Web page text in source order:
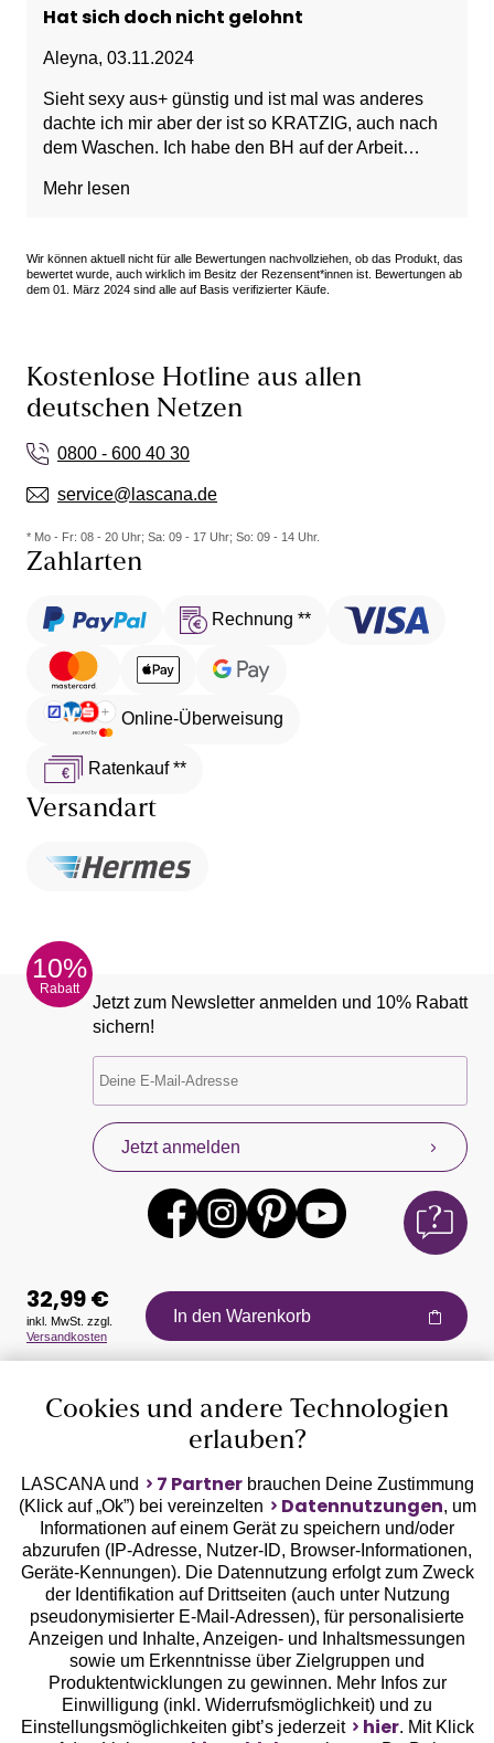
Hat sich doch nicht gelohnt
Aleyna, 03.11.2024
Sieht sexy aus+ günstig und ist mal was anderes
dachte ich mir aber der ist so KRATZIG, auch nach
dem Waschen. Ich habe den BH auf der Arbeit
Rücken zu verschieben um es mir irgendwie
Mehr lesen
Wir können aktuell nicht für alle Bewertungen nachvollziehen, ob das Produkt, das
bewertet wurde, auch wirklich im Besitz der Rezensent*innen ist. Bewertungen ab
dem 01. März 2024 sind alle auf Basis verifizierter Käufe.
Kostenlose Hotline aus allen
deutschen Netzen
0800 - 600 40 30
service@lascana.de
* Mo - Fr: 08 - 20 Uhr; Sa: 09 - 17 Uhr; So: 09 - 14 Uhr.
Zahlarten
Rechnung **
Online-Überweisung
Ratenkauf **
Versandart
10%
Rabatt
Jetzt zum Newsletter anmelden und 10% Rabatt
sichern!
Jetzt anmelden
Auszeichnungen
Geprüfte Sicherheit
Unsere Apps
32,99 €
inkl. MwSt. zzgl.
Versandkosten
In den Warenkorb
Cookies und andere Technologien
erlauben?
LASCANA und 7 Partnerbrauchen Deine Zustimmung
(Klick auf „Ok”) bei vereinzelten
Datennutzungen, um
Informationen auf einem Gerät zu speichern und/oder
abzurufen (IP-Adresse, Nutzer-ID, Browser-Informationen,
Geräte-Kennungen). Die Datennutzung erfolgt zum Zweck
der Identifikation auf Drittseiten (auch unter Nutzung
pseudonymisierter E-Mail-Adressen), für personalisierte
Anzeigen und Inhalte, Anzeigen- und Inhaltsmessungen
sowie um Erkenntnisse über Zielgruppen und
Produktentwicklungen zu gewinnen. Mehr Infos zur
Einwilligung (inkl. Widerrufsmöglichkeit) und zu
Einstellungsmöglichkeiten gibt’s jederzeit
hier. Mit Klick